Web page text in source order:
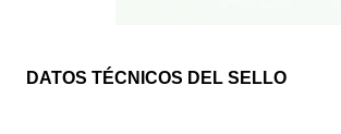
DATOS TÉCNICOS DEL SELLO